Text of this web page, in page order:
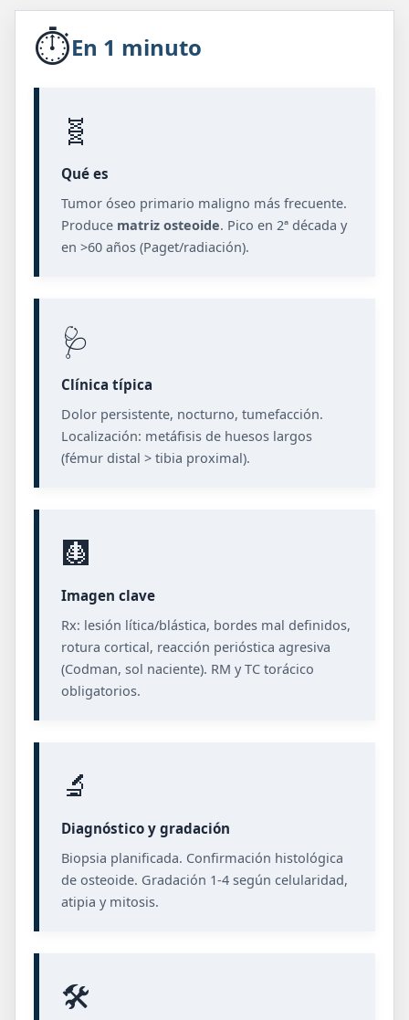
⏱️En 1 minuto
🧬
Qué es
Tumor óseo primario maligno más frecuente.
Produce matriz osteoide. Pico en 2ª década y
en >60 años (Paget/radiación).
🩺
Clínica típica
Dolor persistente, nocturno, tumefacción.
Localización: metáfisis de huesos largos
(fémur distal > tibia proximal).
🩻
Imagen clave
Rx: lesión lítica/blástica, bordes mal definidos,
rotura cortical, reacción perióstica agresiva
(Codman, sol naciente). RM y TC torácico
obligatorios.
🔬
Diagnóstico y gradación
Biopsia planificada. Confirmación histológica
de osteoide. Gradación 1-4 según celularidad,
atipia y mitosis.
🛠️